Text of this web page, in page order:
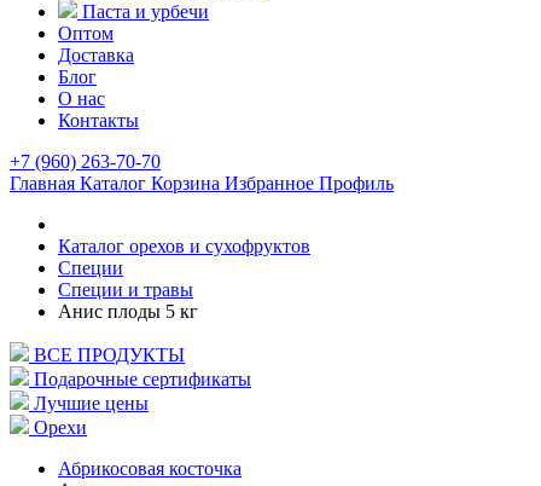
Паста и урбечи
Оптом
Доставка
Блог
О нас
Контакты
+7 (960) 263-70-70
Главная Каталог Корзина Избранное Профиль
Каталог орехов и сухофруктов
Специи
Специи и травы
Анис плоды 5 кг
ВСЕ ПРОДУКТЫ
Подарочные сертификаты
Лучшие цены
Орехи
Абрикосовая косточка